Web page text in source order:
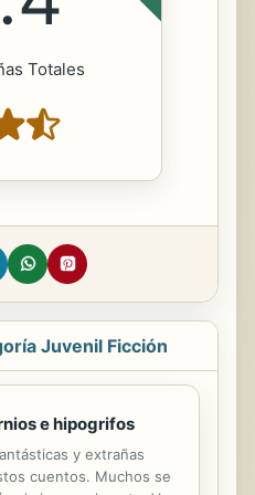
Totales
Juvenil Ficción
e hipogrifos
y extrañas
cuentos. Muchos se